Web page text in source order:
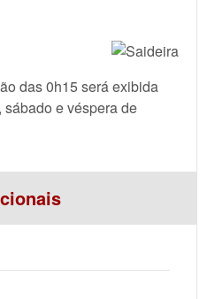
das 0h15 será exibida
e véspera de